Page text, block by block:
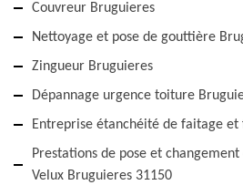
Couvreur Bruguieres
Nettoyage et pose de gouttière
Zingueur Bruguieres
Dépannage urgence toiture
Entreprise étanchéité de faitage
Prestations de pose et
Velux Bruguieres 31150